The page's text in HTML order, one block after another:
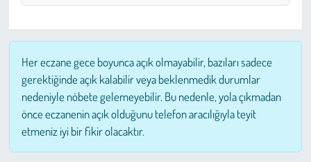
Her eczane gece boyunca açık olmayabilir, bazıları sadece
gerektiğinde açık kalabilir veya beklenmedik durumlar
nedeniyle nöbete gelemeyebilir. Bu nedenle, yola çıkmadan
önce eczanenin açık olduğunu telefon aracılığıyla teyit
etmeniz iyi bir fikir olacaktır.
Çocuk
Kültür Sanat
Bilim - Teknoloji
İnsan Hakları
Hayvan Hakları